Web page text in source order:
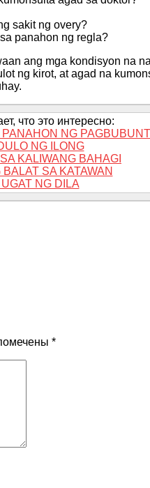
sakit ng overy?
panahon ng regla?
ang mga kondisyon na
ng kirot, at agad na
что это интересно:
NG
NG ILONG
KALIWANG BAHAGI
SA KATAWAN
NG DILA
*